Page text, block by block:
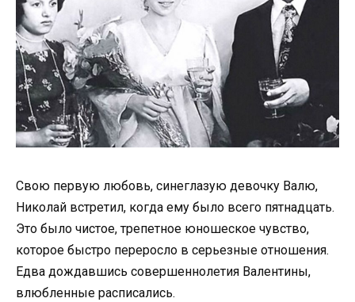
Свою первую любовь, синеглазую девочку Валю,
Николай встретил, когда ему было всего пятнадцать.
Это было чистое, трепетное юношеское чувство,
которое быстро переросло в серьезные отношения.
Едва дождавшись совершеннолетия Валентины,
влюбленные расписались.